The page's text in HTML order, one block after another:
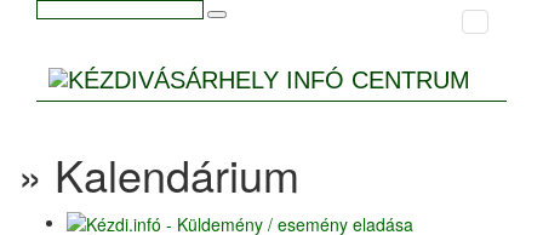
» Kalendárium